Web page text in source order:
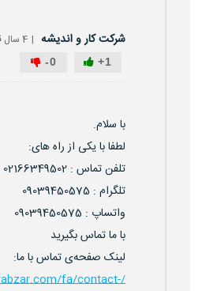
شرکت کار و اندیشه 4 سال قبل
1
+
0
-
با سلام.
لطفا با یکی از راه های:
تلفن تماس : 02166349502 , 02166170514
تلگرام : 09039450575
واتساپ : 09039450575
با ما تماس بگیرید
لینک صفحه‌ی تماس با ما:
fa/contact-